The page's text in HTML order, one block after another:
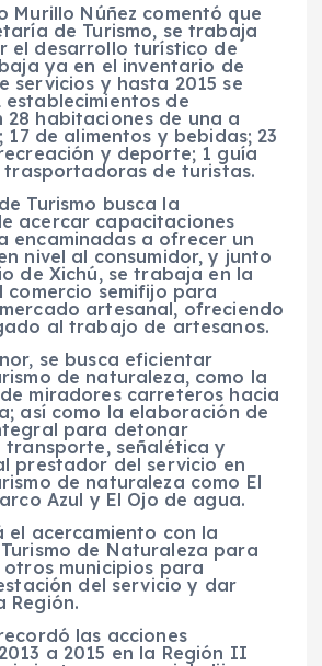
Murillo Núñez comentó que
de Turismo, se trabaja
el desarrollo turístico de
ya en el inventario de
servicios y hasta 2015 se
de
28 habitaciones de una a
17 de alimentos y bebidas; 23
y deporte; 1 guía
trasportadoras de turistas.
Turismo busca la
acercar capacitaciones
encaminadas a ofrecer un
nivel al consumidor, y junto
de Xichú, se trabaja en la
comercio semifijo para
artesanal, ofreciendo
al trabajo de artesanos.
se busca eficientar
de naturaleza, como la
miradores carreteros hacia
así como la elaboración de
para detonar
señalética y
prestador del servicio en
de naturaleza como El
Azul y El Ojo de agua.
el acercamiento con la
de Naturaleza para
municipios para
del servicio y dar
Región.
las acciones
a 2015 en la Región II